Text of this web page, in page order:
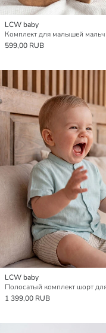
LCW baby
599,00 RUB
LCW baby
1 399,00 RUB